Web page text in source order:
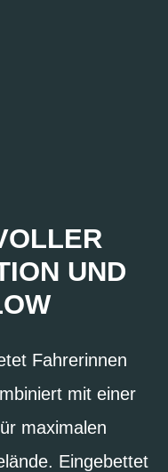
UND
Fahrerinnen
mit einer
maximalen
Eingebettet